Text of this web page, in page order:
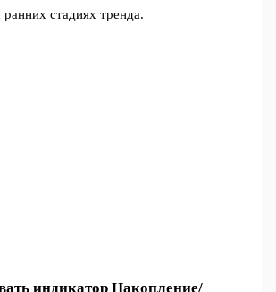
стадиях тренда.
индикатор Накопление/